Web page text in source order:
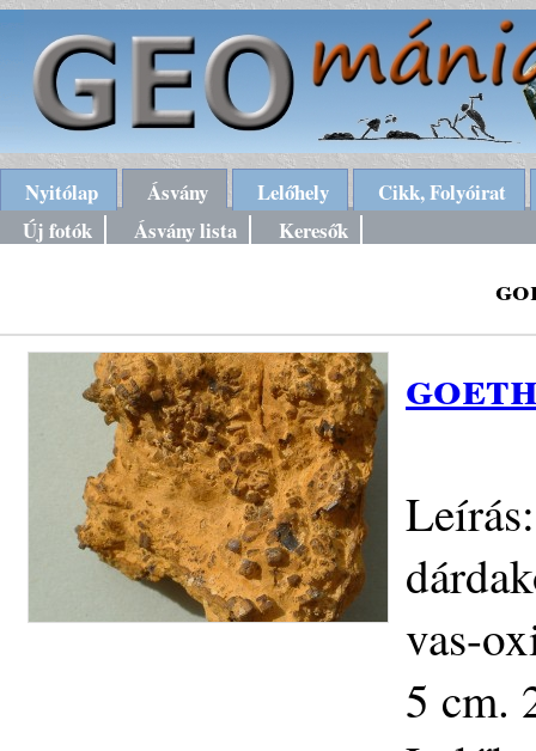
Nyitólap Ásvány Lelőhely
Cikk, Folyóirat
Új fotók
Ásvány lista Keresők
vas-
5 cm.